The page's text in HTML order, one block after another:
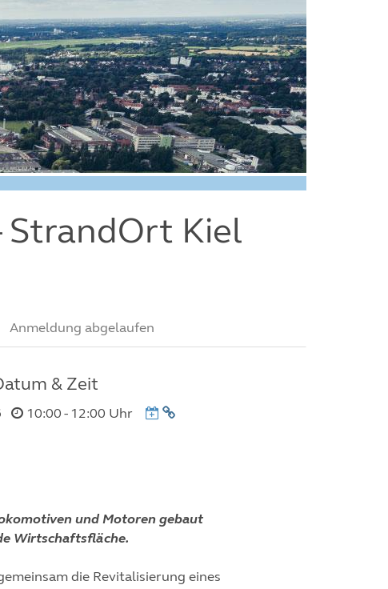
StrandOrt Kiel
Anmeldung abgelaufen
& Zeit
10:00 - 12:00 Uhr
Termin
und Motoren gebaut
Wirtschaftsfläche.
die Revitalisierung eines